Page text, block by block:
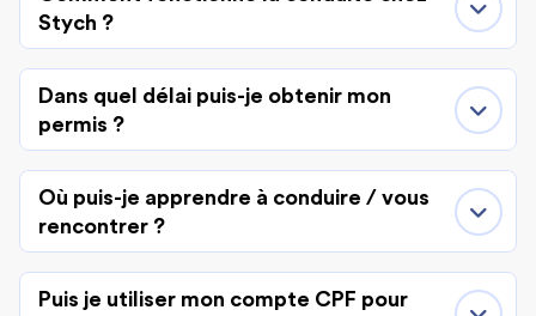
Stych ?
Dans quel délai puis-je obtenir mon
permis ?
Où puis-je apprendre à conduire / vous
rencontrer ?
Puis je utiliser mon compte CPF pour